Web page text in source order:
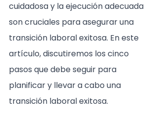
cuidadosa y la ejecución adecuada
son cruciales para asegurar una
transición laboral exitosa. En este
artículo, discutiremos los cinco
pasos que debe seguir para
planificar y llevar a cabo una
transición laboral exitosa.